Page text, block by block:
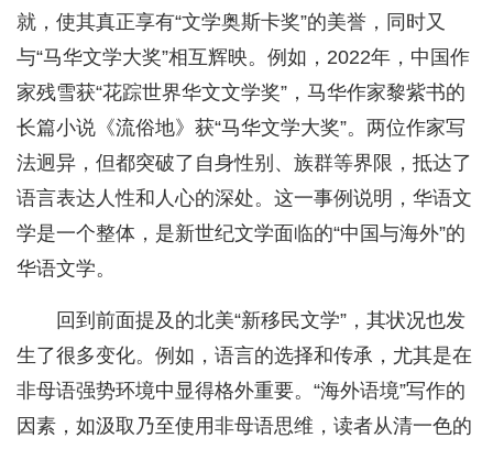
就，使其真正享有“文学奥斯卡奖”的美誉，同时又
与“马华文学大奖”相互辉映。例如，2022年，中国作
家残雪获“花踪世界华文文学奖”，马华作家黎紫书的
长篇小说《流俗地》获“马华文学大奖”。两位作家写
法迥异，但都突破了自身性别、族群等界限，抵达了
语言表达人性和人心的深处。这一事例说明，华语文
学是一个整体，是新世纪文学面临的“中国与海外”的
华语文学。
回到前面提及的北美“新移民文学”，其状况也发
生了很多变化。例如，语言的选择和传承，尤其是在
非母语强势环境中显得格外重要。“海外语境”写作的
因素，如汲取乃至使用非母语思维，读者从清一色的